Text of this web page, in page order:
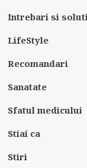
Intrebari si
LifeStyle
Recomandari
Sanatate
Sfatul medicului
Stiai ca
Stiri